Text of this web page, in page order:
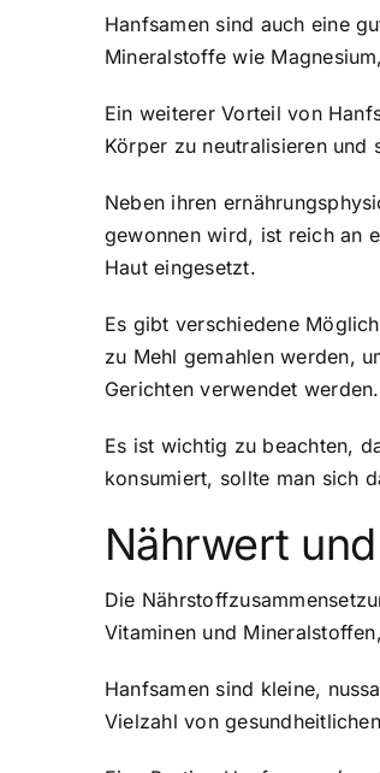
Hanfsamen sind auch eine
Mineralstoffe wie
Ein weiterer Vorteil von
Körper zu neutralisieren und
Neben ihren
gewonnen wird, ist reich an
Haut eingesetzt.
Es gibt verschiedene
zu Mehl gemahlen werden,
Gerichten verwendet werden.
Es ist wichtig zu beachten,
konsumiert, sollte man sich
Nährwert
Die
Vitaminen und
Hanfsamen sind kleine,
Vielzahl von